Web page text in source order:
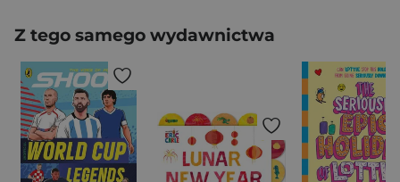
Z tego samego wydawnictwa